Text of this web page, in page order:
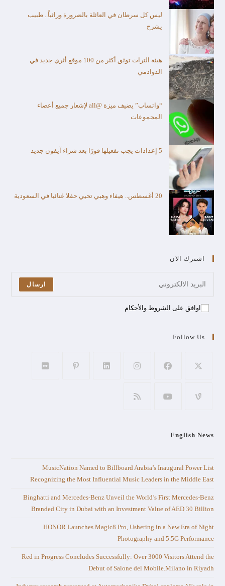
ليس كل سرطان في العائلة بالضرورة وراثياً.. طبيب
يشرح
هيئة التراث توثق أكثر من 100 موقع أثري جديد في
الدوادمي
“واتساب” يضيف ميزة @all لإشعار جميع أعضاء
المجموعات
5 إعدادات يجب تفعيلها فورًا بعد شراء آيفون جديد
20 أغسطس.. هيفاء وهبي تحيي حفلا غنائيا في السعودية
اشترك الان
ارسال
اوافق على الشروط والأحكام
Follow Us
English News
MusicNation Named to Billboard Arabia’s Inaugural Power List
Recognizing the Most Influential Music Leaders in the Middle East
Binghatti and Mercedes-Benz Unveil the World’s First Mercedes-Benz
Branded City in Dubai with an Investment Value of AED 30 Billion
HONOR Launches Magic8 Pro, Ushering in a New Era of Night
Photography and 5.5G Performance
Red in Progress Concludes Successfully: Over 3000 Visitors Attend the
Debut of Salone del Mobile.Milano in Riyadh